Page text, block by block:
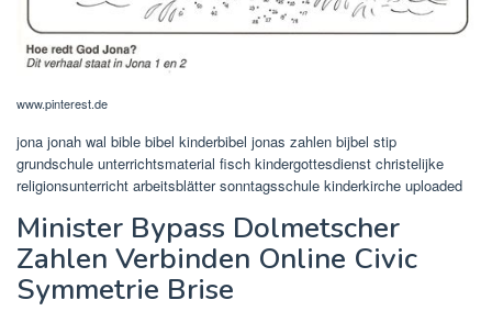
www.pinterest.de
jona jonah wal bible bibel kinderbibel jonas zahlen bijbel stip
grundschule unterrichtsmaterial fisch kindergottesdienst christelijke
religionsunterricht arbeitsblätter sonntagsschule kinderkirche uploaded
Minister Bypass Dolmetscher
Zahlen Verbinden Online Civic
Symmetrie Brise